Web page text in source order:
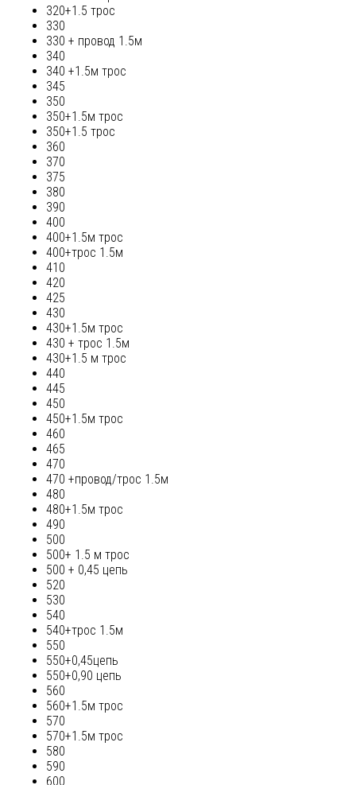
320+1.5 трос
330
330 + провод 1.5м
340
340 +1.5м трос
345
350
350+1.5м трос
350+1.5 трос
360
370
375
380
390
400
400+1.5м трос
400+трос 1.5м
410
420
425
430
430+1.5м трос
430 + трос 1.5м
430+1.5 м трос
440
445
450
450+1.5м трос
460
465
470
470 +провод/трос 1.5м
480
480+1.5м трос
490
500
500+ 1.5 м трос
500 + 0,45 цепь
520
530
540
540+трос 1.5м
550
550+0,45цепь
550+0,90 цепь
560
560+1.5м трос
570
570+1.5м трос
580
590
600